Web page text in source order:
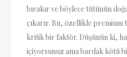
bırakır ve böylece tütünün
çıkarır. Bu, özellikle premium
kritik bir faktör. Düşünün ki,
içiyorsunuz ama bardak kötü